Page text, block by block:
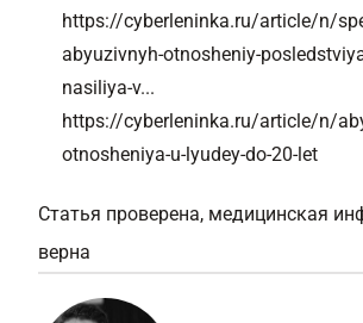
https://cyberleninka.ru/article/n/
abyuzivnyh-otnosheniy-
nasiliya-v...
https://cyberleninka.ru/article/n/
otnosheniya-u-lyudey-do-20-let
Статья проверена, медицинская
верна